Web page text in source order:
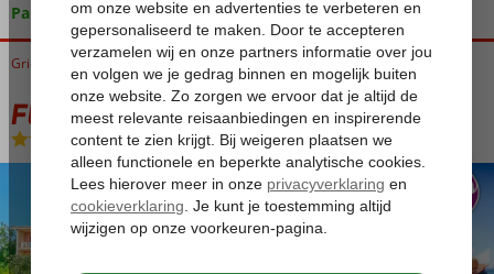
Pakketgarantie
Home
Griekenland Corfu Dassia Fly & Go Dassia Beach
Fly & Go Dassia Beach
Logies en ontbijt -Hotel